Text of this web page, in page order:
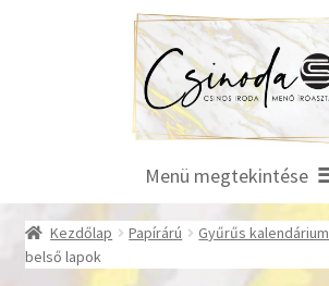
Menü megtekintése
Kezdőlap Papírárú Gyűrűs kalendárium
belső lapok